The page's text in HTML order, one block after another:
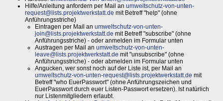
Hilfe/Anleitung anfordern per Mail an umweltschutz-von-unten-
request@lists.projektwerkstatt.de mit Betreff "help" (ohne
Anführungsstriche)
Eintragen per Mail an umweltschutz-von-unten-
join@lists.projektwerkstatt.de mit Betreff "subscribe" (ohne
Anführungsstriche) - oder anmelden im Formular unten
Austragen per Mail an umweltschutz-von-unten-
leave@lists.projektwerkstatt.de mit "unsubscribe" (ohne
Anführungsstriche) - oder abmelden im Formular unten
Angucken, wer sonst noch auf der Liste ist, per Mail an
umweltschutz-von-unten-request@lists.projektwerkstatt.de mit
Betreff "who EuerPasswort" (ohne Anführungszeichen und
EuerPasswort durch euer Listen-Passwort ersetzen). Ist natürlich
nur Listenmitgliedern erlaubt.